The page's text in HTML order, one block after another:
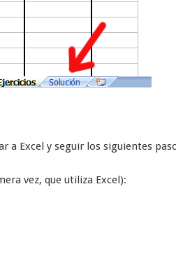
a Excel y seguir los siguientes
vez, que utiliza Excel):